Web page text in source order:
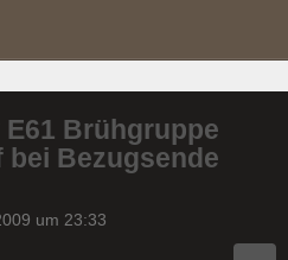
Brühgruppe
Bezugsende
um 23:33